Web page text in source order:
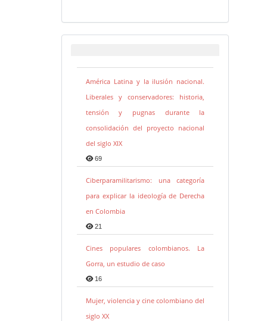
América Latina y la ilusión nacional.
Liberales y conservadores: historia,
tensión y pugnas durante la
consolidación del proyecto nacional
del siglo XIX
69
Ciberparamilitarismo: una categoría
para explicar la ideología de Derecha
en Colombia
21
Cines populares colombianos. La
Gorra, un estudio de caso
16
Mujer, violencia y cine colombiano del
siglo XX